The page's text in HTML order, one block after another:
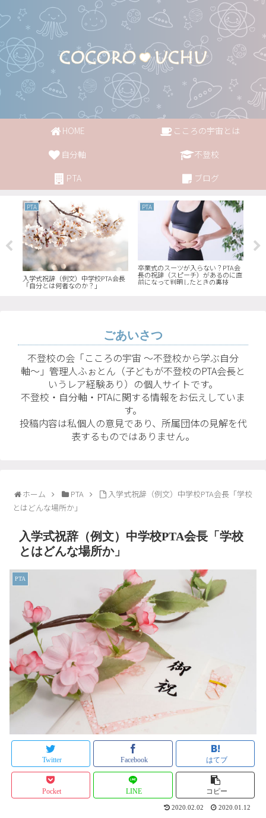
HOME
こころの宇宙とは
自分軸
不登校
PTA
ブログ
PTA
入学式祝辞（例文）中学校PTA会長
「自分とは何者なのか？」
PTA
卒業式のスーツが入らない？PTA会
長の祝辞（スピーチ）があるのに直
前になって判明したときの裏技
ごあいさつ
不登校の会「こころの宇宙 〜不登校から学ぶ自分
軸〜」管理人ふぉとん（子どもが不登校のPTA会長と
いうレア経験あり）の個人サイトです。
不登校・自分軸・PTAに関する情報をお伝えしていま
す。
投稿内容は私個人の意見であり、所属団体の見解を代
表するものではありません。
ホーム PTA
入学式祝辞（例文）中学校PTA会長「学校
とはどんな場所か」
入学式祝辞（例文）中学校PTA会長「学校
とはどんな場所か」
PTA
Twitter Facebook はてブ
Pocket LINE コピー
2020.02.02 2020.01.12